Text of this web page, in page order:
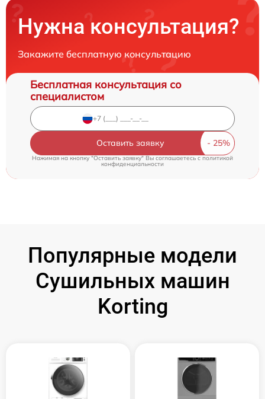
Нужна консультация?
Закажите бесплатную консультацию
Бесплатная консультация со
специалистом
Оставить заявку
Нажимая на кнопку "Оставить заявку" Вы соглашаетесь cполитикой
конфиденциальности
Популярные модели
Сушильных машин
Korting